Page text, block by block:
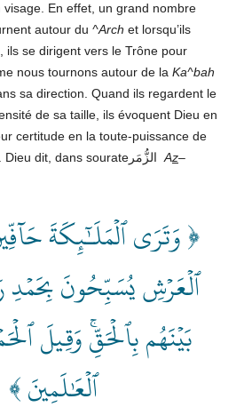
visage. En effet, un grand nombre
autour du ^Arch et lorsqu’ils
ils se dirigent vers le Trône pour
nous tournons autour de la Ka^bah
sa direction. Quand ils regardent le
de sa taille, ils évoquent Dieu en
certitude en la toute-puissance de
Az–
﴿ وَتَرَى ٱلۡمَلَـٰٓئِكَةَ
ٱلۡعَرۡشِ يُسَبِّحُونَ بِحَمۡدِ
بَيۡنَهُم بِٱلۡحَقِّۚ وَقِيلَ
ٱلۡعَٰلَمِينَ ﴾